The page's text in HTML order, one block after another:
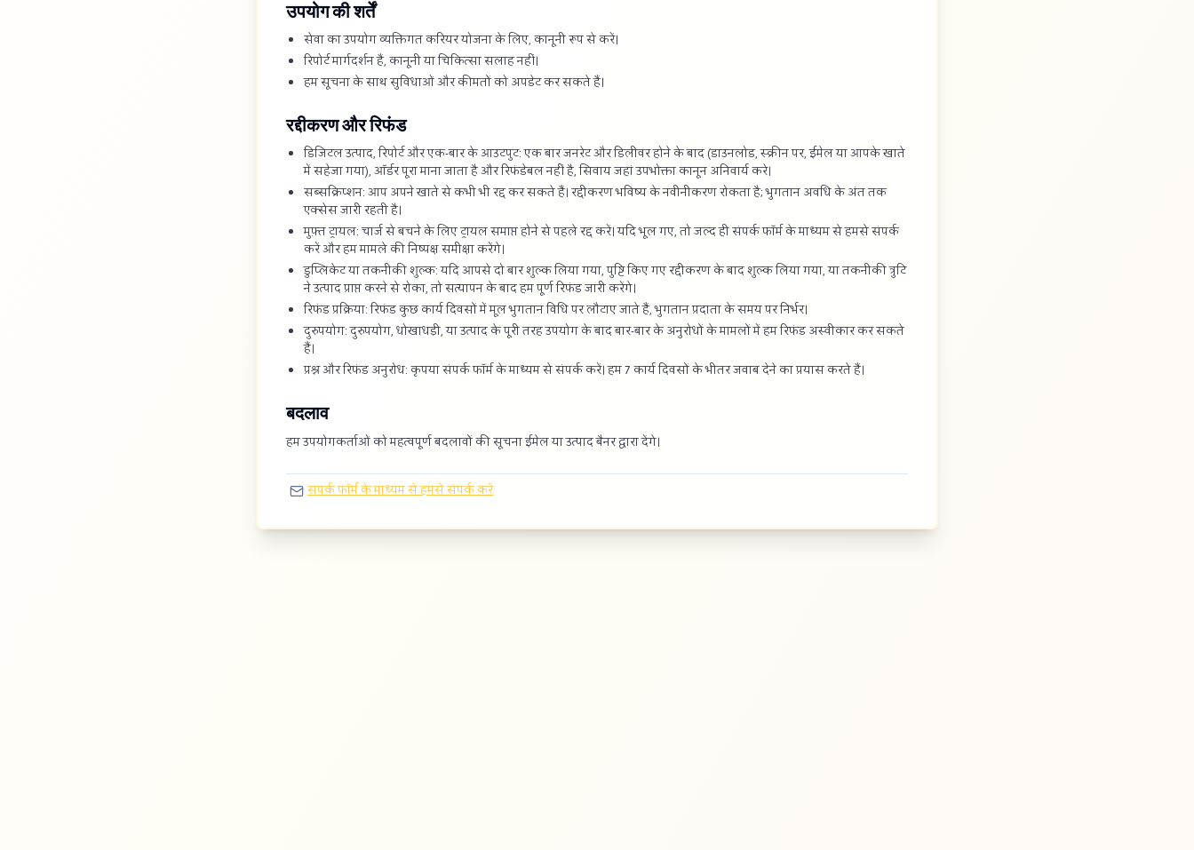
उपयोग की शर्तें
सेवा का उपयोग व्यक्तिगत करियर योजना के लिए, कानूनी रूप से करें।
रिपोर्ट मार्गदर्शन हैं, कानूनी या चिकित्सा सलाह नहीं।
हम सूचना के साथ सुविधाओं और कीमतों को अपडेट कर सकते हैं।
रद्दीकरण और रिफंड
डिजिटल उत्पाद, रिपोर्ट और एक-बार के आउटपुट: एक बार जनरेट और डिलीवर होने के बाद (डाउनलोड, स्क्रीन पर, ईमेल या आपके खाते
में सहेजा गया), ऑर्डर पूरा माना जाता है और रिफंडेबल नहीं है, सिवाय जहां उपभोक्ता कानून अनिवार्य करे।
सब्सक्रिप्शन: आप अपने खाते से कभी भी रद्द कर सकते हैं। रद्दीकरण भविष्य के नवीनीकरण रोकता है; भुगतान अवधि के अंत तक
एक्सेस जारी रहती है।
मुफ़्त ट्रायल: चार्ज से बचने के लिए ट्रायल समाप्त होने से पहले रद्द करें। यदि भूल गए, तो जल्द ही संपर्क फॉर्म के माध्यम से हमसे संपर्क
करें और हम मामले की निष्पक्ष समीक्षा करेंगे।
डुप्लिकेट या तकनीकी शुल्क: यदि आपसे दो बार शुल्क लिया गया, पुष्टि किए गए रद्दीकरण के बाद शुल्क लिया गया, या तकनीकी त्रुटि
ने उत्पाद प्राप्त करने से रोका, तो सत्यापन के बाद हम पूर्ण रिफंड जारी करेंगे।
रिफंड प्रक्रिया: रिफंड कुछ कार्य दिवसों में मूल भुगतान विधि पर लौटाए जाते हैं, भुगतान प्रदाता के समय पर निर्भर।
दुरुपयोग: दुरुपयोग, धोखाधड़ी, या उत्पाद के पूरी तरह उपयोग के बाद बार-बार के अनुरोधों के मामलों में हम रिफंड अस्वीकार कर सकते
हैं।
प्रश्न और रिफंड अनुरोध: कृपया संपर्क फॉर्म के माध्यम से संपर्क करें। हम 7 कार्य दिवसों के भीतर जवाब देने का प्रयास करते हैं।
बदलाव
हम उपयोगकर्ताओं को महत्वपूर्ण बदलावों की सूचना ईमेल या उत्पाद बैनर द्वारा देंगे।
संपर्क फॉर्म के माध्यम से हमसे संपर्क करें